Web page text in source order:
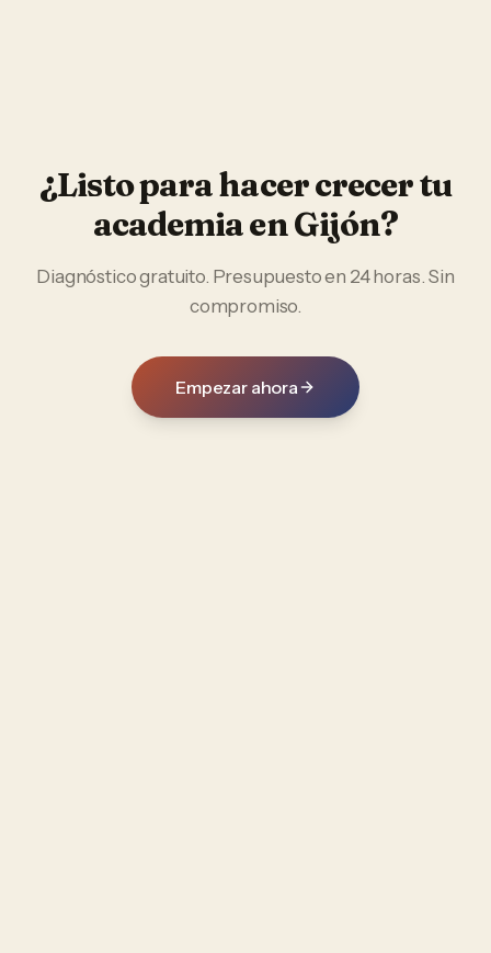
¿Listo para hacer crecer tu
academiaenGijón?
Diagnóstico gratuito. Presupuesto en 24 horas. Sin
compromiso.
Empezar ahora